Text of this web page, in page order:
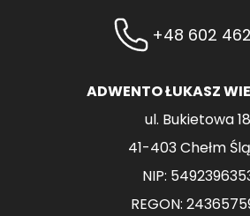
+48 602
ADWENTO ŁUKASZ
ul. Bukietowa 18
41-403 Chełm
NIP:
REGON: